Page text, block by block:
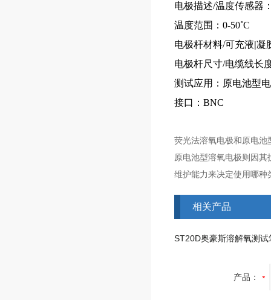
电极描述/温度传感器
温度范围 ： 0-50˚C
电极杆材料/可充液|凝
电极杆尺寸/电缆线长
测试应用： 原电池型
接口： BNC
荧光法溶氧电极和原电
原电池型溶氧电极则因
维护能力来决定使用哪种
相关产品
ST20D奥豪斯溶解氧测试
产品：